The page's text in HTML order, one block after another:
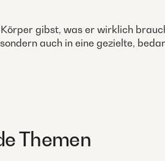
gibst, was er wirklich
auch in eine gezielte,
Themen